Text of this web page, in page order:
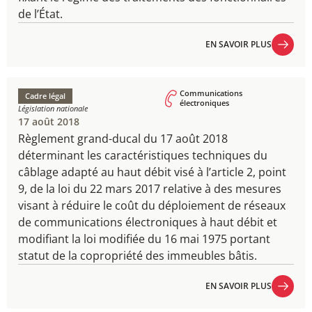
de l’État.
EN SAVOIR PLUS
Règlement grand-ducal du 17 août 2018​
déterminant les caractéristiques techniques du
câblage adapté au haut débit visé à l’article 2, point
9, de la loi du 22 mars 2017 relative à des mesures
visant à réduire le coût du déploiement de réseaux
de communications électroniques à haut débit et
modifiant la loi modifiée du 16 mai 1975 portant
statut de la copropriété des immeubles bâtis.
Cadre légal
Législation nationale
Communications
électroniques
17 août 2018
EN SAVOIR PLUS